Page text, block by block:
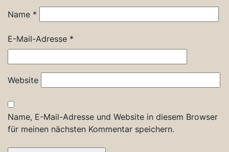
Name *
E-Mail-Adresse *
Website
Name, E-Mail-Adresse und Website in diesem Browser
für meinen nächsten Kommentar speichern.